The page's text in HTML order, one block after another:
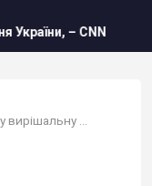
Удосконалені